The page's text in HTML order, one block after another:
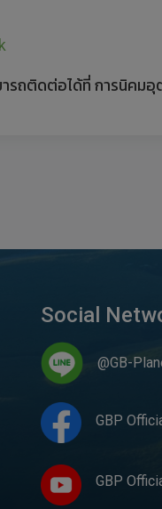
ถติดต่อได้ที่ การนิคมอุ
Social
@GB-
GBP
GBP